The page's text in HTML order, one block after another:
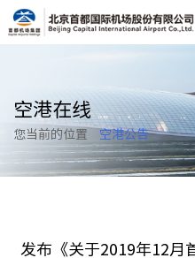
空港在线
您当前的位置 空港公告
发布《关于2019年12月